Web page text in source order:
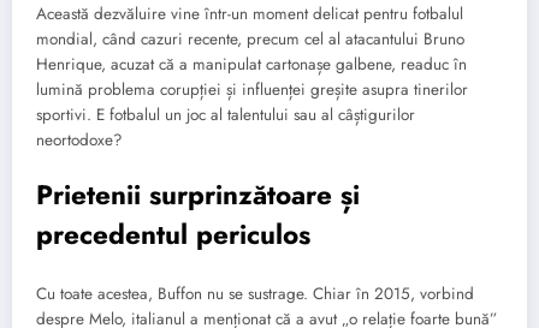
Această dezvăluire vine într-un moment delicat pentru fotbalul
mondial, când cazuri recente, precum cel al atacantului Bruno
Henrique, acuzat că a manipulat cartonașe galbene, readuc în
lumină problema corupției și influenței greșite asupra tinerilor
sportivi. E fotbalul un joc al talentului sau al câștigurilor
neortodoxe?
Prietenii surprinzătoare și
precedentul periculos
Cu toate acestea, Buffon nu se sustrage. Chiar în 2015, vorbind
despre Melo, italianul a menționat că a avut „o relație foarte bună”